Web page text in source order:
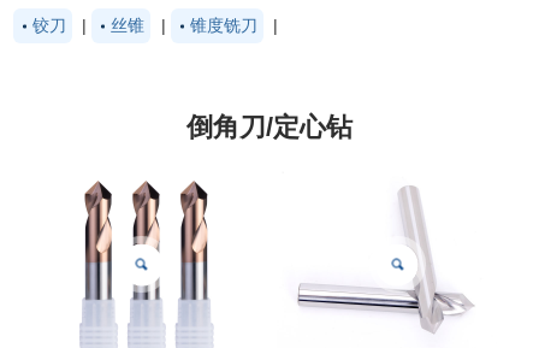
铰刀 | 丝锥 | 锥度铣刀 |
倒角刀/定心钻